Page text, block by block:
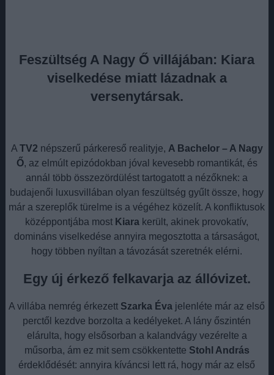
Feszültség A Nagy Ő villájában: Kiara
viselkedése miatt lázadnak a
versenytársak.
A TV2 népszerű párkereső realityje, A Bachelor – A Nagy
Ő, az elmúlt epizódokban jóval kevesebb romantikát, és
annál több összezördülést tartogatott a nézőknek: a
budajenői luxusvillában olyan feszültség gyűlt össze, hogy
már a szereplők türelme is a végéhez közelít. A konfliktusok
középpontjába most Kiara került, akinek provokatív,
domináns viselkedése annyira megosztotta a társaságot,
hogy többen nyíltan a távozását szeretnék elérni.
Egy új érkező felkavarja az állóvizet.
A villába nemrég érkezett Szarka Éva jelenléte már az első
perctől kezdve borzolta a kedélyeket. A lány őszintén
elárulta, hogy elsősorban a kalandvágy vezérelte a
műsorba, ám ez mit sem csökkentette Stohl András
érdeklődését: annyira kíváncsi lett rá, hogy már az első